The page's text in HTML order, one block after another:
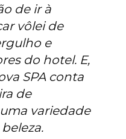
de ir à
vôlei de
e
do hotel. E,
SPA conta
de
variedade